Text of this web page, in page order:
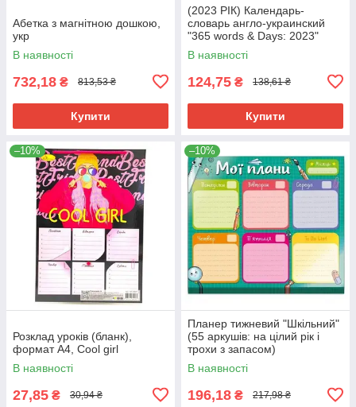
Абетка з магнітною дошкою,
укр
В наявності
732,18 ₴ 813,53 ₴
Купити
(2023 РІК) Календарь-
словарь англо-украинский
"365 words & Days: 2023"
В наявності
124,75 ₴ 138,61 ₴
Купити
–10%
Розклад уроків (бланк),
формат А4, Cool girl
В наявності
27,85 ₴ 30,94 ₴
–10%
Планер тижневий "Шкільний"
(55 аркушів: на цілий рік і
трохи з запасом)
В наявності
196,18 ₴ 217,98 ₴